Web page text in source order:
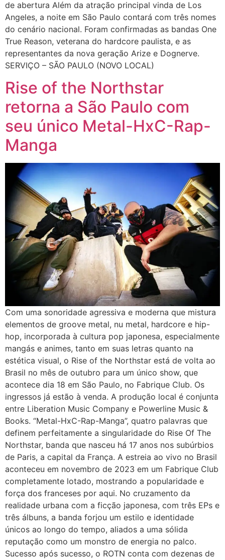
de abertura Além da atração principal vinda de Los
Angeles, a noite em São Paulo contará com três nomes
do cenário nacional. Foram confirmadas as bandas One
True Reason, veterana do hardcore paulista, e as
representantes da nova geração Arize e Dognerve.
SERVIÇO – SÃO PAULO (NOVO LOCAL)
Rise of the Northstar
retorna a São Paulo com
seu único Metal-HxC-Rap-
Manga
Com uma sonoridade agressiva e moderna que mistura
elementos de groove metal, nu metal, hardcore e hip-
hop, incorporada à cultura pop japonesa, especialmente
mangás e animes, tanto em suas letras quanto na
estética visual, o Rise of the Northstar está de volta ao
Brasil no mês de outubro para um único show, que
acontece dia 18 em São Paulo, no Fabrique Club. Os
ingressos já estão à venda. A produção local é conjunta
entre Liberation Music Company e Powerline Music &
Books. “Metal-HxC-Rap-Manga”, quatro palavras que
definem perfeitamente a singularidade do Rise Of The
Northstar, banda que nasceu há 17 anos nos subúrbios
de Paris, a capital da França. A estreia ao vivo no Brasil
aconteceu em novembro de 2023 em um Fabrique Club
completamente lotado, mostrando a popularidade e
força dos franceses por aqui. No cruzamento da
realidade urbana com a ficção japonesa, com três EPs e
três álbuns, a banda forjou um estilo e identidade
únicos ao longo do tempo, aliados a uma sólida
reputação como um monstro de energia no palco.
Sucesso após sucesso, o ROTN conta com dezenas de